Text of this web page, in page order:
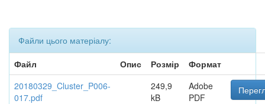
Файли цього матеріалу:
Файл
Опис Розмір
Формат
20180329_Cluster_P006-
017.pdf
249,9
kB
Adobe
PDF